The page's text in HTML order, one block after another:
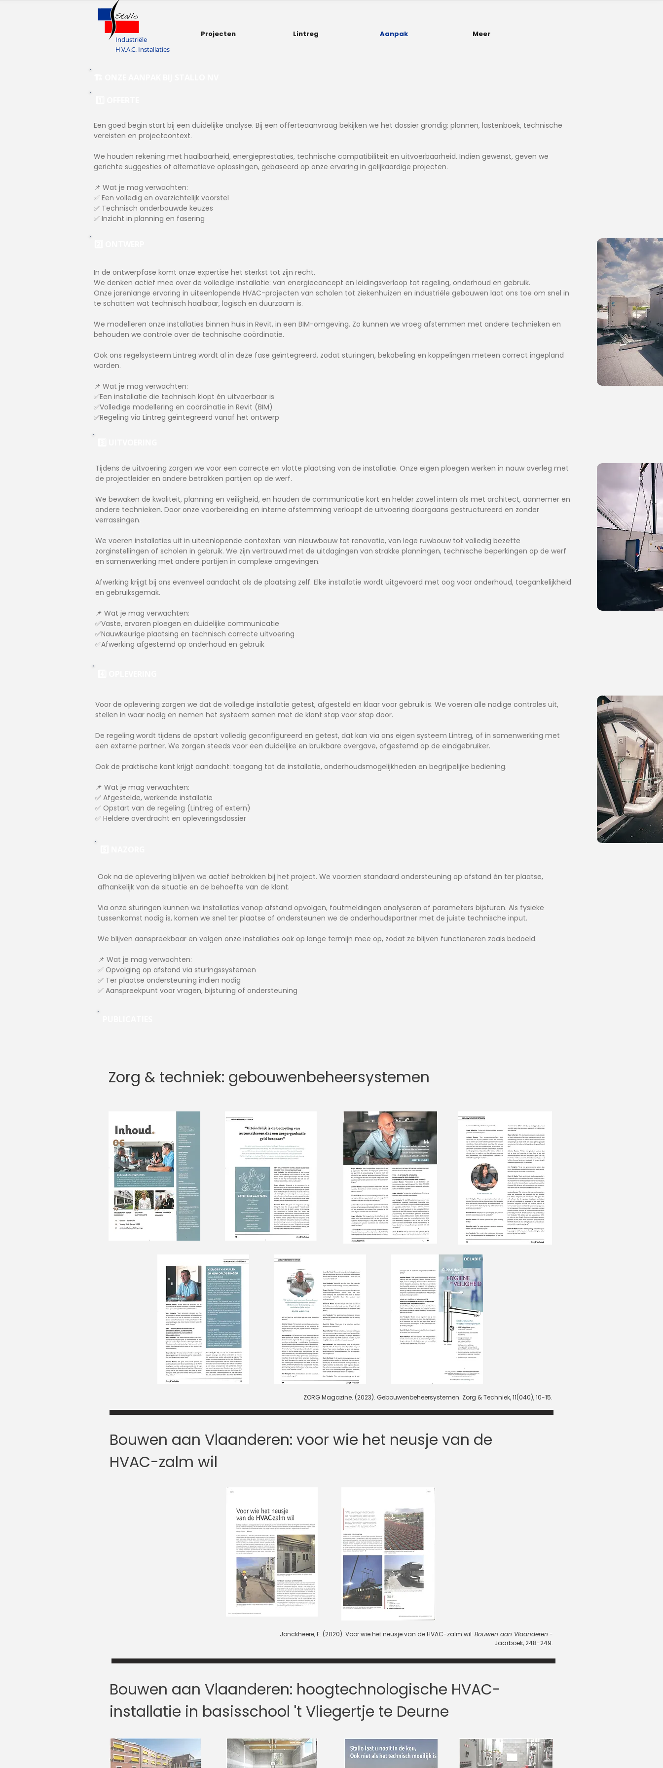
Industriële
H.V.A.C. Installaties
Projecten Lintreg Aanpak Meer
Een goed begin start bij een duidelijke analyse. Bij een offerteaanvraag bekijken we het dossier grondig: plannen, lastenboek, technische
vereisten en projectcontext.
We houden rekening met haalbaarheid, energieprestaties, technische compatibiliteit en uitvoerbaarheid. Indien gewenst, geven we
gerichte suggesties of alternatieve oplossingen, gebaseerd op onze ervaring in gelijkaardige projecten.
📌 Wat je mag verwachten:
✅ Een volledig en overzichtelijk voorstel
✅ Technisch onderbouwde keuzes
✅ Inzicht in planning en fasering
In de ontwerpfase komt onze expertise het sterkst tot zijn recht.
We denken actief mee over de volledige installatie: van energieconcept en leidingsverloop tot regeling, onderhoud en gebruik.
Onze jarenlange ervaring in uiteenlopende HVAC-projecten van scholen tot ziekenhuizen en industriële gebouwen laat ons toe om snel in
te schatten wat technisch haalbaar, logisch en duurzaam is.
We modelleren onze installaties binnen huis in Revit, in een BIM-omgeving. Zo kunnen we vroeg afstemmen met andere technieken en
behouden we controle over de technische coördinatie.
Ook ons regelsysteem Lintreg wordt al in deze fase geïntegreerd, zodat sturingen, bekabeling en koppelingen meteen correct ingepland
worden.
📌 Wat je mag verwachten:
✅Een installatie die technisch klopt én uitvoerbaar is
✅Volledige modellering en coördinatie in Revit (BIM)
✅Regeling via Lintreg geïntegreerd vanaf het ontwerp
Tijdens de uitvoering zorgen we voor een correcte en vlotte plaatsing van de installatie. Onze eigen ploegen werken in nauw overleg met
de projectleider en andere betrokken partijen op de werf.
We bewaken de kwaliteit, planning en veiligheid, en houden de communicatie kort en helder zowel intern als met architect, aannemer en
andere technieken. Door onze voorbereiding en interne afstemming verloopt de uitvoering doorgaans gestructureerd en zonder
verrassingen.
We voeren installaties uit in uiteenlopende contexten: van nieuwbouw tot renovatie, van lege ruwbouw tot volledig bezette
zorginstellingen of scholen in gebruik. We zijn vertrouwd met de uitdagingen van strakke planningen, technische beperkingen op de werf
en samenwerking met andere partijen in complexe omgevingen.
Afwerking krijgt bij ons evenveel aandacht als de plaatsing zelf. Elke installatie wordt uitgevoerd met oog voor onderhoud, toegankelijkheid
en gebruiksgemak.
📌 Wat je mag verwachten:
✅Vaste, ervaren ploegen en duidelijke communicatie
✅Nauwkeurige plaatsing en technisch correcte uitvoering
✅Afwerking afgestemd op onderhoud en gebruik
Voor de oplevering zorgen we dat de volledige installatie getest, afgesteld en klaar voor gebruik is. We voeren alle nodige controles uit,
stellen in waar nodig en nemen het systeem samen met de klant stap voor stap door.
De regeling wordt tijdens de opstart volledig geconfigureerd en getest, dat kan via ons eigen systeem Lintreg, of in samenwerking met
een externe partner. We zorgen steeds voor een duidelijke en bruikbare overgave, afgestemd op de eindgebruiker.
Ook de praktische kant krijgt aandacht: toegang tot de installatie, onderhoudsmogelijkheden en begrijpelijke bediening.
📌 Wat je mag verwachten:
✅ Afgestelde, werkende installatie
✅ Opstart van de regeling (Lintreg of extern)
✅ Heldere overdracht en opleveringsdossier
Ook na de oplevering blijven we actief betrokken bij het project. We voorzien standaard ondersteuning op afstand én ter plaatse,
afhankelijk van de situatie en de behoefte van de klant.
Via onze sturingen kunnen we installaties vanop afstand opvolgen, foutmeldingen analyseren of parameters bijsturen. Als fysieke
tussenkomst nodig is, komen we snel ter plaatse of ondersteunen we de onderhoudspartner met de juiste technische input.
We blijven aanspreekbaar en volgen onze installaties ook op lange termijn mee op, zodat ze blijven functioneren zoals bedoeld.
📌 Wat je mag verwachten:
✅ Opvolging op afstand via sturingssystemen
✅ Ter plaatse ondersteuning indien nodig
✅ Aanspreekpunt voor vragen, bijsturing of ondersteuning
Zorg & techniek: gebouwenbeheersystemen
ZORG Magazine. (2023). Gebouwenbeheersystemen. Zorg & Techniek, 11(040), 10-15.
Bouwen aan Vlaanderen: voor wie het neusje van de
HVAC-zalm wil
Jonckheere, E. (2020). Voor wie het neusje van de HVAC-zalm wil. Bouwen aan Vlaanderen -
Jaarboek, 248-249.
Bouwen aan Vlaanderen: hoogtechnologische HVAC-
installatie in basisschool 't Vliegertje te Deurne